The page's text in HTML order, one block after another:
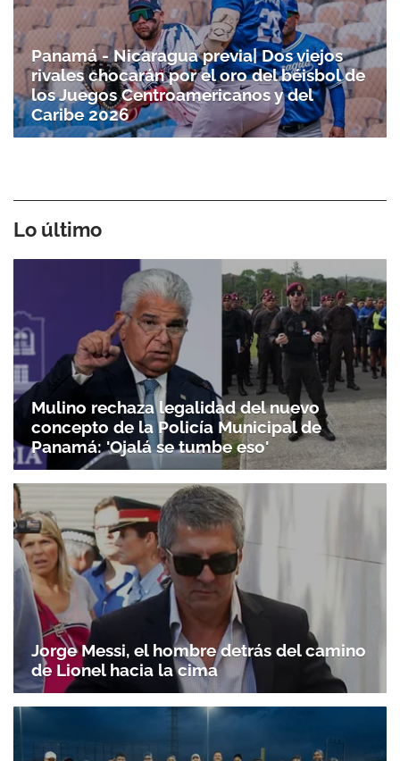
Panamá - Nicaragua previa| Dos viejos
rivales chocarán por el oro del béisbol de
los Juegos Centroamericanos y del
Caribe 2026
Lo último
Mulino rechaza legalidad del nuevo
concepto de la Policía Municipal de
Panamá: 'Ojalá se tumbe eso'
Jorge Messi, el hombre detrás del camino
de Lionel hacia la cima